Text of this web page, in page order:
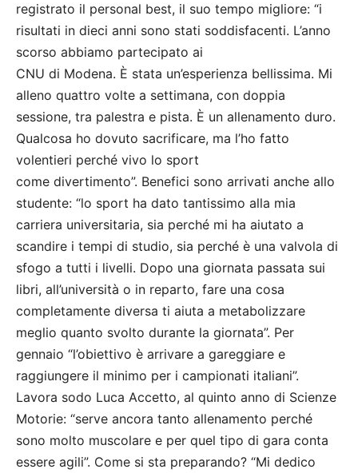
registrato il personal best, il suo tempo migliore: “i
risultati in dieci anni sono stati soddisfacenti. L’anno
scorso abbiamo partecipato ai
CNU di Modena. È stata un’esperienza bellissima. Mi
alleno quattro volte a settimana, con doppia
sessione, tra palestra e pista. È un allenamento duro.
Qualcosa ho dovuto sacrificare, ma l’ho fatto
volentieri perché vivo lo sport
come divertimento”. Benefici sono arrivati anche allo
studente: “lo sport ha dato tantissimo alla mia
carriera universitaria, sia perché mi ha aiutato a
scandire i tempi di studio, sia perché è una valvola di
sfogo a tutti i livelli. Dopo una giornata passata sui
libri, all’università o in reparto, fare una cosa
completamente diversa ti aiuta a metabolizzare
meglio quanto svolto durante la giornata”. Per
gennaio “l’obiettivo è arrivare a gareggiare e
raggiungere il minimo per i campionati italiani”.
Lavora sodo Luca Accetto, al quinto anno di Scienze
Motorie: “serve ancora tanto allenamento perché
sono molto muscolare e per quel tipo di gara conta
essere agili”. Come si sta preparando? “Mi dedico